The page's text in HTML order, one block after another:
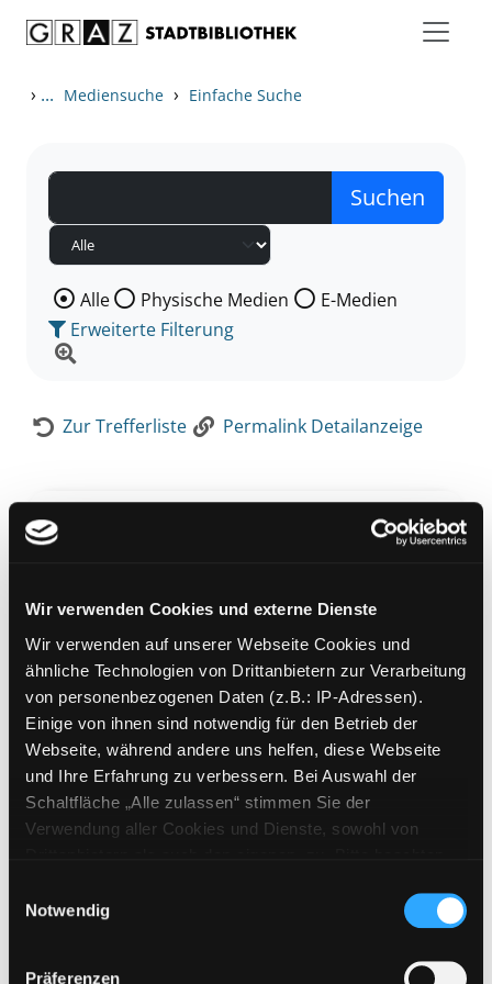
Wir verwenden Cookies und externe Dienste
Wir verwenden auf unserer Webseite Cookies und
ähnliche Technologien von Drittanbietern zur Verarbeitung
von personenbezogenen Daten (z.B.: IP-Adressen).
Einige von ihnen sind notwendig für den Betrieb der
Webseite, während andere uns helfen, diese Webseite
und Ihre Erfahrung zu verbessern. Bei Auswahl der
Schaltfläche „Alle zulassen“ stimmen Sie der
Verwendung aller Cookies und Dienste, sowohl von
Cookies von Drittanbietern, eine Verarbeitung in
unsicheren Drittländern (Länder außerhalb des EWR
ohne adäquates Datenschutzniveau) stattfinden kann. In
Notwendig
Präferenzen
› ... Mediensuche › Einfache Suche
Wählen Sie die Medienart nach der Sie suchen wollen.
Alle Physische Medien
E-Medien
Erweiterte Filterung
Zur Trefferliste Permalink Detailanzeige
Lola
Mediengruppe:
Kinderbuch
Abedi, Isabel
Mehr Informationen ein-/ausblenden
Bände